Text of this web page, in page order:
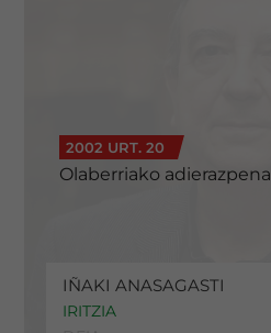
2002 URT. 20
Olaberriako adierazpena
IÑAKI ANASAGASTI
IRITZIA